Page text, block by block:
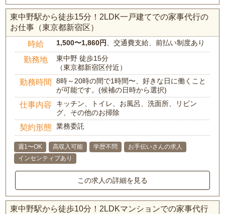
東中野駅から徒歩15分！2LDK一戸建てでの家事代行の
お仕事（東京都新宿区）
時給 1,500〜1,860円 、交通費支給、前払い制度あり
勤務地
東中野 徒歩15分
（東京都新宿区付近）
勤務時間
8時～20時の間で1時間〜、好きな日に働くこと
が可能です。(候補の日時から選択)
仕事内容
キッチン、トイレ、お風呂、洗面所、リビン
グ、その他のお掃除
契約形態 業務委託
週1〜OK 高収入可能 学歴不問
お手伝いさんの求人
インセンティブあり
この求人の詳細を見る
東中野駅から徒歩10分！2LDKマンションでの家事代行